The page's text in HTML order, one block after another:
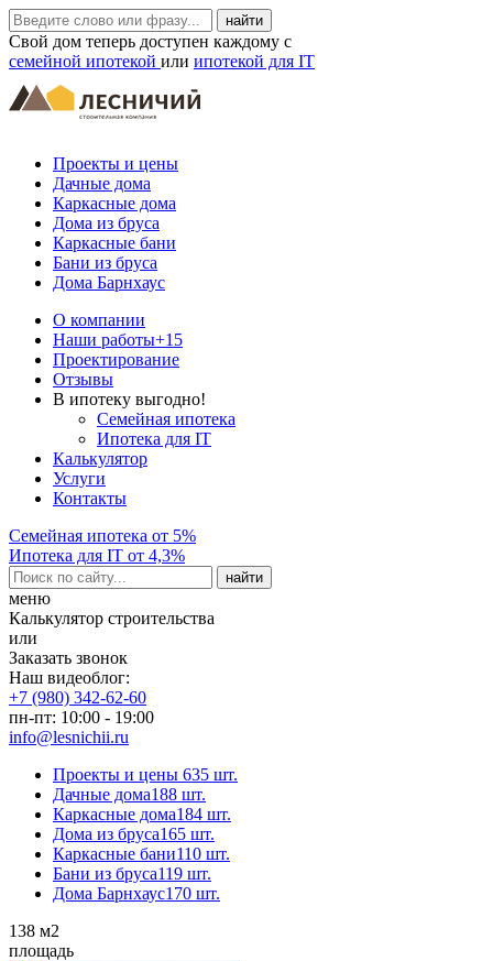
Свой дом теперь доступен каждому с
семейной ипотекой или ипотекой для IT
Проекты и цены
Дачные дома
Каркасные дома
Дома из бруса
Каркасные бани
Бани из бруса
Дома Барнхаус
О компании
Наши работы+15
Проектирование
Отзывы
В ипотеку выгодно!
Семейная ипотека
Ипотека для IT
Калькулятор
Услуги
Контакты
Семейная ипотека от 5%
Ипотека для IT от 4,3%
меню
Калькулятор строительства
или
Заказать звонок
Наш видеоблог:
+7 (980) 342-62-60
пн-пт: 10:00 - 19:00
info@lesnichii.ru
Проекты и цены 635 шт.
Дачные дома188 шт.
Каркасные дома184 шт.
Дома из бруса165 шт.
Каркасные бани110 шт.
Бани из бруса119 шт.
Дома Барнхаус170 шт.
138 м2
площадь